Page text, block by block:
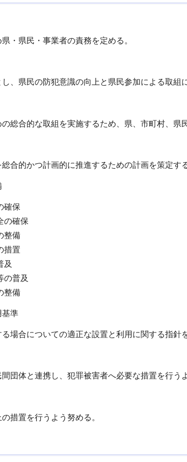
・県民・事業者の責務を定める。
、県民の防犯意識の向上と県民参加による取組
総合的な取組を実施するため、県、市町村、県
合的かつ計画的に推進するための計画を策定する
確保
の確保
整備
措置
及
の普及
整備
基準
場合についての適正な設置と利用に関する指針
団体と連携し、犯罪被害者へ必要な措置を行う
措置を行うよう努める。